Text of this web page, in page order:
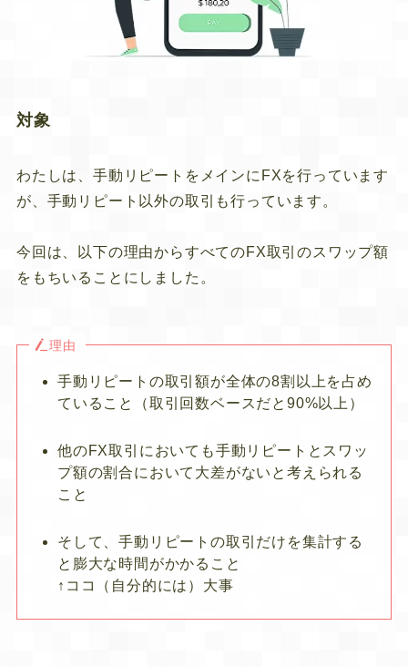
対象
わたしは、手動リピートをメインにFXを行っています
が、手動リピート以外の取引も行っています。
今回は、以下の理由からすべてのFX取引のスワップ額
をもちいることにしました。
理由
手動リピートの取引額が全体の8割以上を占め
ていること（取引回数ベースだと90%以上）
他のFX取引においても手動リピートとスワッ
プ額の割合において大差がないと考えられる
こと
そして、手動リピートの取引だけを集計する
と膨大な時間がかかること
↑ココ（自分的には）大事